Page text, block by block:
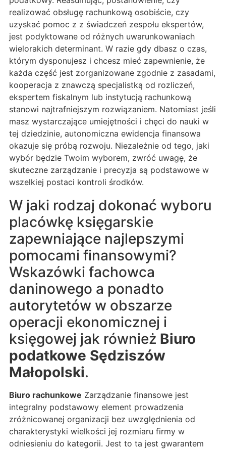
realizować obsługę rachunkową osobiście, czy
uzyskać pomoc z z świadczeń zespołu ekspertów,
jest podyktowane od różnych uwarunkowaniach
wielorakich determinant. W razie gdy dbasz o czas,
którym dysponujesz i chcesz mieć zapewnienie, że
każda część jest zorganizowane zgodnie z zasadami,
kooperacja z znawczą specjalistką od rozliczeń,
ekspertem fiskalnym lub instytucją rachunkową
stanowi najtrafniejszym rozwiązaniem. Natomiast jeśli
masz wystarczające umiejętności i chęci do nauki w
tej dziedzinie, autonomiczna ewidencja finansowa
okazuje się próbą rozwoju. Niezależnie od tego, jaki
wybór będzie Twoim wyborem, zwróć uwagę, że
skuteczne zarządzanie i precyzja są podstawowe w
wszelkiej postaci kontroli środków.
W jaki rodzaj dokonać wyboru
placówkę księgarskie
zapewniające najlepszymi
pomocami finansowymi?
Wskazówki fachowca
daninowego a ponadto
autorytetów w obszarze
operacji ekonomicznej i
księgowej jak również Biuro
podatkowe Sędziszów
Małopolski.
Biuro rachunkowe Zarządzanie finansowe jest
integralny podstawowy element prowadzenia
zróżnicowanej organizacji bez uwzględnienia od
charakterystyki wielkości jej rozmiaru firmy w
odniesieniu do kategorii. Jest to ta jest gwarantem